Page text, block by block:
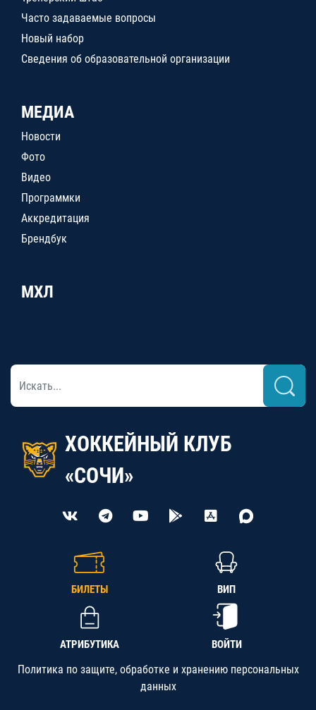
Часто задаваемые вопросы
Новый набор
Сведения об образовательной организации
МЕДИА
Новости
Фото
Видео
Программки
Аккредитация
Брендбук
МХЛ
ХОККЕЙНЫЙ КЛУБ
«СОЧИ»
БИЛЕТЫ ВИП
АТРИБУТИКА ВОЙТИ
Политика по защите, обработке и хранению персональных
данных